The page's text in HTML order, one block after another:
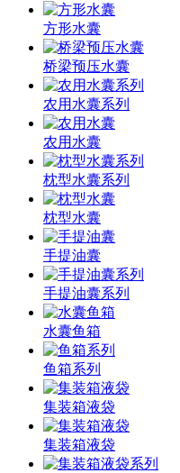
方形水囊
桥梁预压水囊
农用水囊系列
农用水囊
枕型水囊系列
枕型水囊
手提油囊
手提油囊系列
水囊鱼箱
鱼箱系列
集装箱液袋
集装箱液袋